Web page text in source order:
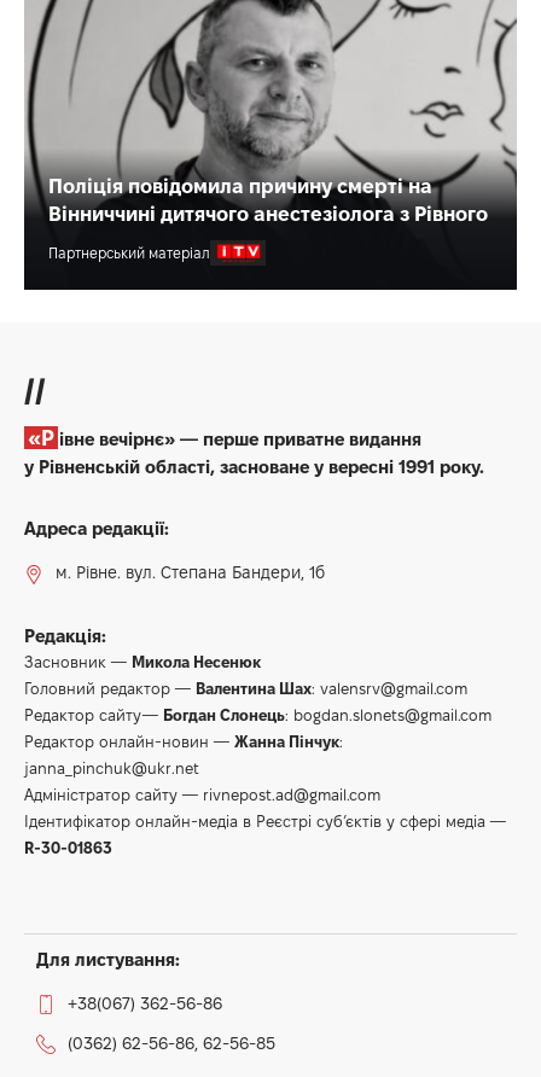
Поліція повідомила причину смерті на
Вінниччині дитячого анестезіолога з Рівного
Партнерський матеріал
//
«Рівне вечірнє» — перше приватне видання
у Рівненській області, засноване у вересні 1991 року.
Адреса редакції:
м. Рівне. вул. Степана Бандери, 1б
Редакція:
Засновник — Микола Несенюк
Головний редактор — Валентина Шах: valensrv@gmail.com
Редактор сайту— Богдан Слонець: bogdan.slonets@gmail.com
Редактор онлайн-новин — Жанна Пінчук:
janna_pinchuk@ukr.net
Адміністратор сайту — rivnepost.ad@gmail.com
Ідентифікатор онлайн-медіа в Реєстрі суб’єктів у сфері медіа —
R-30-01863
Для листування:
+38(067) 362-56-86
(0362) 62-56-86, 62-56-85